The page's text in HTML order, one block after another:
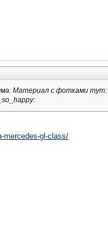
Материал с фотками тут:
mercedes-gl-class/